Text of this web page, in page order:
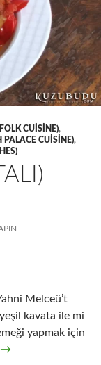
CUISINE),
CUISINE),
Melceü’t
kavata ile mi
yapmak için
KIZARTMA
→